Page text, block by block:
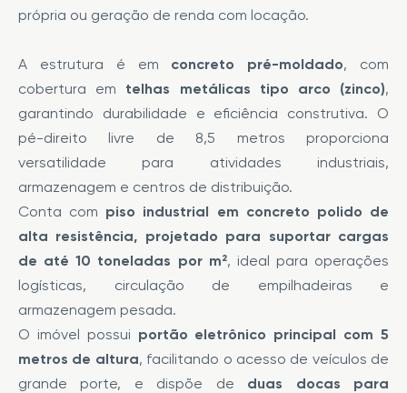
própria ou geração de renda com locação.
A estrutura é em concreto pré-moldado, com
cobertura em telhas metálicas tipo arco (zinco),
garantindo durabilidade e eficiência construtiva. O
pé-direito livre de 8,5 metros proporciona
versatilidade para atividades industriais,
armazenagem e centros de distribuição.
Conta com piso industrial em concreto polido de
alta resistência, projetado para suportar cargas
de até 10 toneladas por m², ideal para operações
logísticas, circulação de empilhadeiras e
armazenagem pesada.
O imóvel possui portão eletrônico principal com 5
metros de altura, facilitando o acesso de veículos de
grande porte, e dispõe de duas docas para